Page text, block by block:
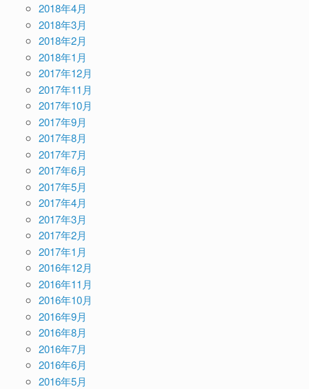
2018年4月
2018年3月
2018年2月
2018年1月
2017年12月
2017年11月
2017年10月
2017年9月
2017年8月
2017年7月
2017年6月
2017年5月
2017年4月
2017年3月
2017年2月
2017年1月
2016年12月
2016年11月
2016年10月
2016年9月
2016年8月
2016年7月
2016年6月
2016年5月